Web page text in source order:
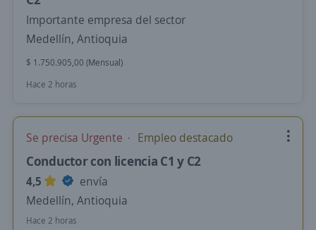
Importante empresa del sector
Medellín, Antioquia
$ 1.750.905,00 (Mensual)
Hace 2 horas
Se precisa Urgente Empleo destacado
Conductor con licencia C1 y C2
4,5
envía
Medellín, Antioquia
Hace 2 horas